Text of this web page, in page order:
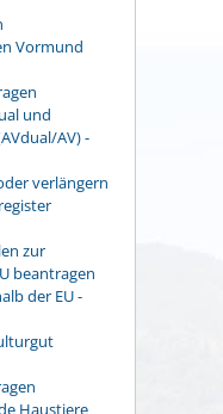
Vormund
und
AV) -
verlängern
zur
beantragen
der EU -
Haustiere